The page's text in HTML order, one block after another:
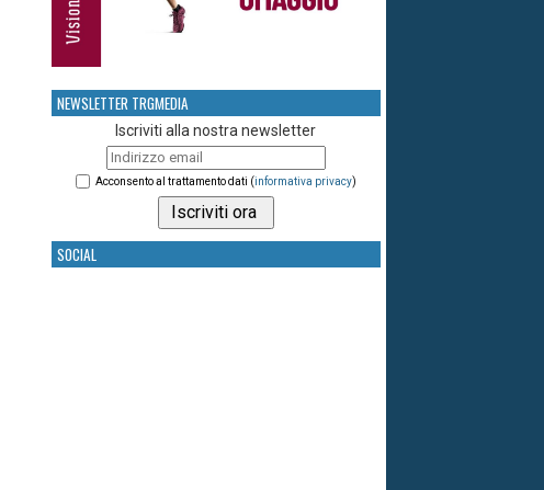
NEWSLETTER TRGMEDIA
Iscriviti alla nostra newsletter
Acconsento al trattamento dati (informativa privacy)
SOCIAL